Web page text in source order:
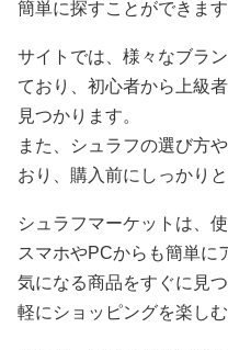
簡単に探すことができます
サイトでは、様々なブラ
ており、初心者から上級
見つかります。
また、シュラフの選び方
おり、購入前にしっかり
シュラフマーケットは、
スマホやPCからも簡単に
気になる商品をすぐに見
軽にショッピングを楽し